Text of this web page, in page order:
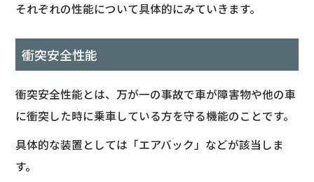
それぞれの性能について具体的にみていきます。
衝突安全性能
衝突安全性能とは、万が一の事故で車が障害物や他の車
に衝突した時に乗車している方を守る機能のことです。
具体的な装置としては「エアバック」などが該当しま
す。